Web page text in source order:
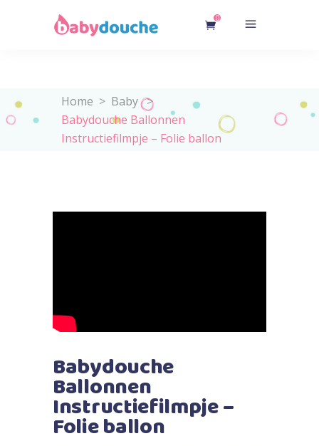
0
Home > Baby>
Babydouche Ballonnen
Instructiefilmpje – Folie ballon
Babydouche
Ballonnen
Instructiefilmpje –
Folie ballon